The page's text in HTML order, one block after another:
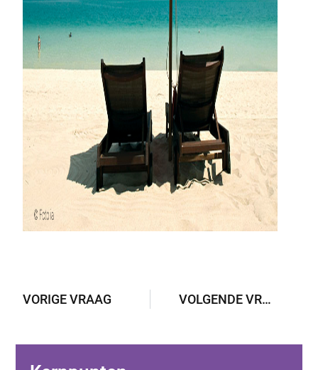
VORIGE VRAAG VOLGENDE VRAAG